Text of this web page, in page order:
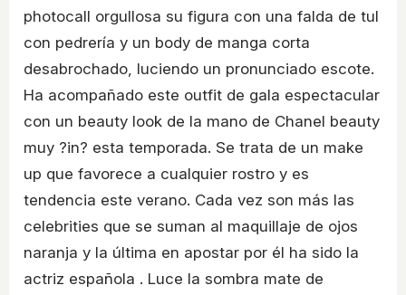
photocall orgullosa su figura con una falda de tul
con pedrería y un body de manga corta
desabrochado, luciendo un pronunciado escote.
Ha acompañado este outfit de gala espectacular
con un beauty look de la mano de Chanel beauty
muy ?in? esta temporada. Se trata de un make
up que favorece a cualquier rostro y es
tendencia este verano. Cada vez son más las
celebrities que se suman al maquillaje de ojos
naranja y la última en apostar por él ha sido la
actriz española . Luce la sombra mate de